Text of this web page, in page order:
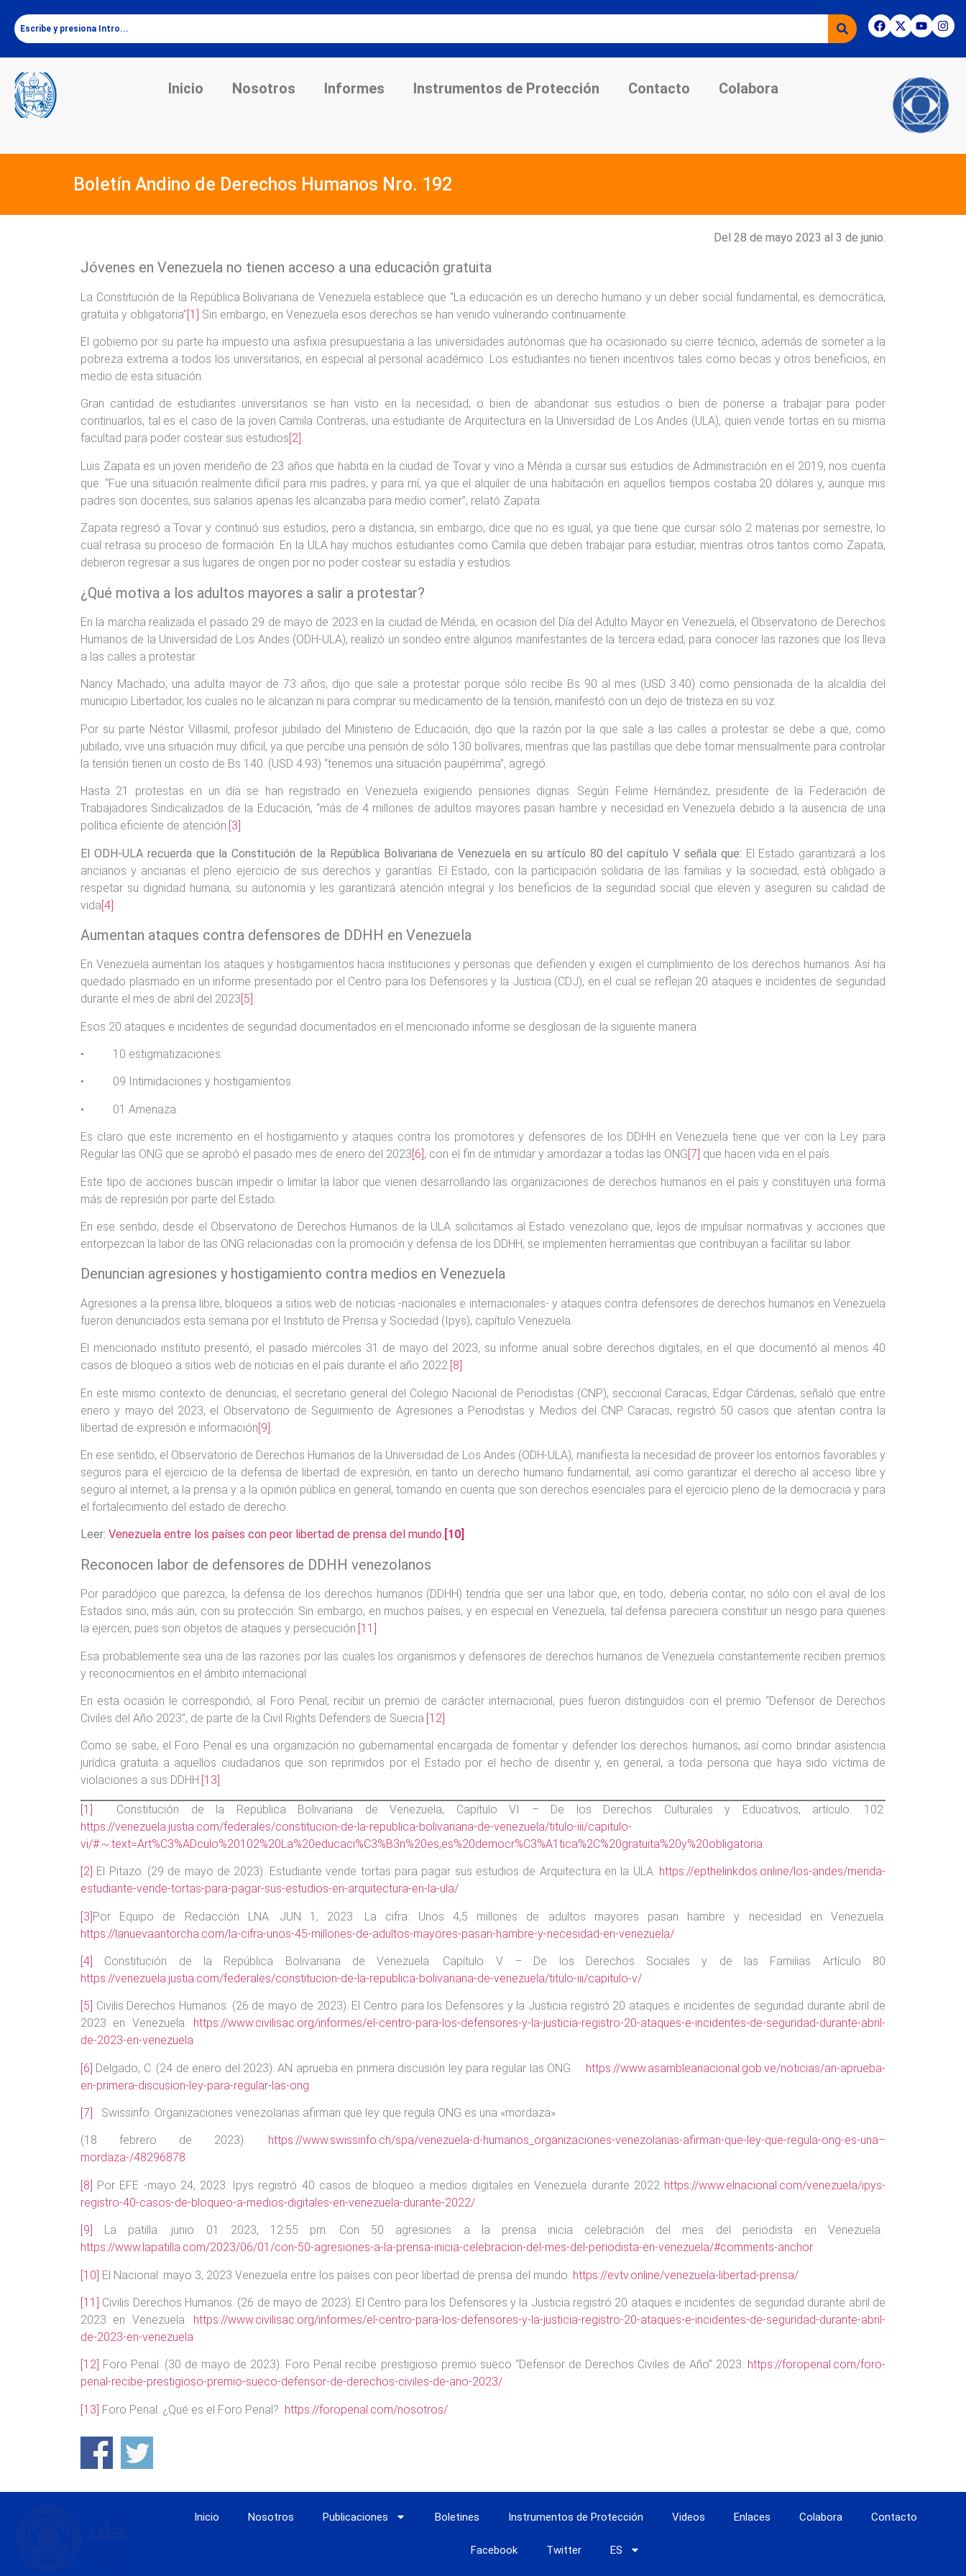
Inicio Nosotros Informes Instrumentos de Protección Contacto Colabora
Boletín Andino de Derechos Humanos Nro. 192
Del 28 de mayo 2023 al 3 de junio.
Jóvenes en Venezuela no tienen acceso a una educación gratuita
La Constitución de la República Bolivariana de Venezuela establece que “La educación es un derecho humano y un deber social fundamental, es democrática,
gratuita y obligatoria”[1] Sin embargo, en Venezuela esos derechos se han venido vulnerando continuamente.
El gobierno por su parte ha impuesto una asfixia presupuestaria a las universidades autónomas que ha ocasionado su cierre técnico, además de someter a la
pobreza extrema a todos los universitarios, en especial al personal académico. Los estudiantes no tienen incentivos tales como becas y otros beneficios, en
medio de esta situación.
Gran cantidad de estudiantes universitarios se han visto en la necesidad, o bien de abandonar sus estudios o bien de ponerse a trabajar para poder
continuarlos, tal es el caso de la joven Camila Contreras, una estudiante de Arquitectura en la Universidad de Los Andes (ULA), quien vende tortas en su misma
facultad para poder costear sus estudios [2] .
Luis Zapata es un joven merideño de 23 años que habita en la ciudad de Tovar y vino a Mérida a cursar sus estudios de Administración en el 2019, nos cuenta
que: “Fue una situación realmente difícil para mis padres, y para mí, ya que el alquiler de una habitación en aquellos tiempos costaba 20 dólares y, aunque mis
padres son docentes, sus salarios apenas les alcanzaba para medio comer”, relató Zapata.
Zapata regresó a Tovar y continuó sus estudios, pero a distancia, sin embargo, dice que no es igual, ya que tiene que cursar sólo 2 materias por semestre, lo
cual retrasa su proceso de formación. En la ULA hay muchos estudiantes como Camila que deben trabajar para estudiar, mientras otros tantos como Zapata,
debieron regresar a sus lugares de origen por no poder costear su estadía y estudios.
¿Qué motiva a los adultos mayores a salir a protestar?
En la marcha realizada el pasado 29 de mayo de 2023 en la ciudad de Mérida, en ocasion del Día del Adulto Mayor en Venezuela, el Observatorio de Derechos
Humanos de la Universidad de Los Andes (ODH-ULA), realizó un sondeo entre algunos manifestantes de la tercera edad, para conocer las razones que los lleva
a las calles a protestar.
Nancy Machado, una adulta mayor de 73 años, dijo que sale a protestar porque sólo recibe Bs 90 al mes (USD 3.40) como pensionada de la alcaldía del
municipio Libertador, los cuales no le alcanzan ni para comprar su medicamento de la tensión, manifestó con un dejo de tristeza en su voz.
Por su parte Néstor Villasmil, profesor jubilado del Ministerio de Educación, dijo que la razón por la que sale a las calles a protestar se debe a que, como
jubilado, vive una situación muy difícil, ya que percibe una pensión de sólo 130 bolívares, mientras que las pastillas que debe tomar mensualmente para controlar
la tensión tienen un costo de Bs 140. (USD 4.93) “tenemos una situación paupérrima”, agregó.
Hasta 21 protestas en un día se han registrado en Venezuela exigiendo pensiones dignas. Según Felime Hernández, presidente de la Federación de
Trabajadores Sindicalizados de la Educación, “más de 4 millones de adultos mayores pasan hambre y necesidad en Venezuela debido a la ausencia de una
política eficiente de atención.[3]
El ODH-ULA recuerda que la Constitución de la República Bolivariana de Venezuela en su artículo 80 del capítulo V señala que: El Estado garantizará a los
ancianos y ancianas el pleno ejercicio de sus derechos y garantías. El Estado, con la participación solidaria de las familias y la sociedad, está obligado a
respetar su dignidad humana, su autonomía y les garantizará atención integral y los beneficios de la seguridad social que eleven y aseguren su calidad de
vida[4]
Aumentan ataques contra defensores de DDHH en Venezuela
En Venezuela aumentan los ataques y hostigamientos hacia instituciones y personas que defienden y exigen el cumplimiento de los derechos humanos. Así ha
quedado plasmado en un informe presentado por el Centro para los Defensores y la Justicia (CDJ), en el cual se reflejan 20 ataques e incidentes de seguridad
durante el mes de abril del 2023 [5] .
Esos 20 ataques e incidentes de seguridad documentados en el mencionado informe se desglosan de la siguiente manera:
• 10 estigmatizaciones.
• 09 Intimidaciones y hostigamientos.
• 01 Amenaza.
Es claro que este incremento en el hostigamiento y ataques contra los promotores y defensores de los DDHH en Venezuela tiene que ver con la Ley para
Regular las ONG que se aprobó el pasado mes de enero del 2023 [6] , con el fin de intimidar y amordazar a todas las ONG [7] que hacen vida en el país.
Este tipo de acciones buscan impedir o limitar la labor que vienen desarrollando las organizaciones de derechos humanos en el país y constituyen una forma
más de represión por parte del Estado.
En ese sentido, desde el Observatorio de Derechos Humanos de la ULA solicitamos al Estado venezolano que, lejos de impulsar normativas y acciones que
entorpezcan la labor de las ONG relacionadas con la promoción y defensa de los DDHH, se implementen herramientas que contribuyan a facilitar su labor.
Denuncian agresiones y hostigamiento contra medios en Venezuela
Agresiones a la prensa libre, bloqueos a sitios web de noticias -nacionales e internacionales- y ataques contra defensores de derechos humanos en Venezuela
fueron denunciados esta semana por el Instituto de Prensa y Sociedad (Ipys), capítulo Venezuela.
El mencionado instituto presentó, el pasado miércoles 31 de mayo del 2023, su informe anual sobre derechos digitales, en el que documentó al menos 40
casos de bloqueo a sitios web de noticias en el país durante el año 2022. [8]
En este mismo contexto de denuncias, el secretario general del Colegio Nacional de Periodistas (CNP), seccional Caracas, Edgar Cárdenas, señaló que entre
enero y mayo del 2023, el Observatorio de Seguimiento de Agresiones a Periodistas y Medios del CNP Caracas, registró 50 casos que atentan contra la
libertad de expresión e información[9]
En ese sentido, el Observatorio de Derechos Humanos de la Universidad de Los Andes (ODH-ULA), manifiesta la necesidad de proveer los entornos favorables y
seguros para el ejercicio de la defensa de libertad de expresión, en tanto un derecho humano fundamental, así como garantizar el derecho al acceso libre y
seguro al internet, a la prensa y a la opinión pública en general, tomando en cuenta que son derechos esenciales para el ejercicio pleno de la democracia y para
el fortalecimiento del estado de derecho.
Leer: Venezuela entre los países con peor libertad de prensa del mundo. [10]
Reconocen labor de defensores de DDHH venezolanos
Por paradójico que parezca, la defensa de los derechos humanos (DDHH) tendría que ser una labor que, en todo, debería contar, no sólo con el aval de los
Estados sino, más aún, con su protección. Sin embargo, en muchos países, y en especial en Venezuela, tal defensa pareciera constituir un riesgo para quienes
la ejercen, pues son objetos de ataques y persecución. [11]
Esa probablemente sea una de las razones por las cuales los organismos y defensores de derechos humanos de Venezuela constantemente reciben premios
y reconocimientos en el ámbito internacional.
En esta ocasión le correspondió, al Foro Penal, recibir un premio de carácter internacional, pues fueron distinguidos con el premio “Defensor de Derechos
Civiles del Año 2023”, de parte de la Civil Rights Defenders de Suecia.[12]
Como se sabe, el Foro Penal es una organización no gubernamental encargada de fomentar y defender los derechos humanos, así como brindar asistencia
jurídica gratuita a aquellos ciudadanos que son reprimidos por el Estado por el hecho de disentir y, en general, a toda persona que haya sido víctima de
violaciones a sus DDHH. [13]
[1]
Constitución de la República Bolivariana de Venezuela, Capítulo VI – De los Derechos Culturales y Educativos, artículo. 102.
https://venezuela.justia.com/federales/constitucion-de-la-republica-bolivariana-de-venezuela/titulo-iii/capitulo-
vi/#:~:text=Art%C3%ADculo%20102%20La%20educaci%C3%B3n%20es,es%20democr%C3%A1tica%2C%20gratuita%20y%20obligatoria
[2] El Pitazo. (29 de mayo de 2023). Estudiante vende tortas para pagar sus estudios de Arquitectura en la ULA. https://epthelinkdos.online/los-andes/merida-
estudiante-vende-tortas-para-pagar-sus-estudios-en-arquitectura-en-la-ula/
[3]Por Equipo de Redacción LNA. JUN 1, 2023. La cifra: Unos 4,5 millones de adultos mayores pasan hambre y necesidad en Venezuela.
https://lanuevaantorcha.com/la-cifra-unos-45-millones-de-adultos-mayores-pasan-hambre-y-necesidad-en-venezuela/
[4]
Constitución de la República Bolivariana de Venezuela. Capítulo V – De los Derechos Sociales y de las Familias Artículo 80
https://venezuela.justia.com/federales/constitucion-de-la-republica-bolivariana-de-venezuela/titulo-iii/capitulo-v/
[5] Civilis Derechos Humanos. (26 de mayo de 2023). El Centro para los Defensores y la Justicia registró 20 ataques e incidentes de seguridad durante abril de
2023 en Venezuela.
https://www.civilisac.org/informes/el-centro-para-los-defensores-y-la-justicia-registro-20-ataques-e-incidentes-de-seguridad-durante-abril-
de-2023-en-venezuela
[6] Delgado, C. (24 de enero del 2023). AN aprueba en primera discusión ley para regular las ONG. https://www.asambleanacional.gob.ve/noticias/an-aprueba-
en-primera-discusion-ley-para-regular-las-ong
[7] Swissinfo. Organizaciones venezolanas afirman que ley que regula ONG es una «mordaza»
(18 febrero de 2023).
https://www.swissinfo.ch/spa/venezuela-d-humanos_organizaciones-venezolanas-afirman-que-ley-que-regula-ong-es-una–
mordaza-/48296878
[8] Por EFE -mayo 24, 2023. Ipys registró 40 casos de bloqueo a medios digitales en Venezuela durante 2022 https://www.elnacional.com/venezuela/ipys-
registro-40-casos-de-bloqueo-a-medios-digitales-en-venezuela-durante-2022/
[9]
La patilla. junio 01 2023, 12:55 pm. Con 50 agresiones a la prensa inicia celebración del mes del periodista en Venezuela.
https://www.lapatilla.com/2023/06/01/con-50-agresiones-a-la-prensa-inicia-celebracion-del-mes-del-periodista-en-venezuela/#comments-anchor
[10] El Nacional. mayo 3, 2023 Venezuela entre los países con peor libertad de prensa del mundo. https://evtv.online/venezuela-libertad-prensa/
[11] Civilis Derechos Humanos. (26 de mayo de 2023). El Centro para los Defensores y la Justicia registró 20 ataques e incidentes de seguridad durante abril de
2023 en Venezuela. https://www.civilisac.org/informes/el-centro-para-los-defensores-y-la-justicia-registro-20-ataques-e-incidentes-de-seguridad-durante-abril-
de-2023-en-venezuela
[12] Foro Penal. (30 de mayo de 2023). Foro Penal recibe prestigioso premio sueco “Defensor de Derechos Civiles de Año” 2023. https://foropenal.com/foro-
penal-recibe-prestigioso-premio-sueco-defensor-de-derechos-civiles-de-ano-2023/
[13] Foro Penal. ¿Qué es el Foro Penal? https://foropenal.com/nosotros/
Inicio Nosotros Publicaciones Boletines Instrumentos de Protección Videos Enlaces Colabora Contacto
Facebook Twitter ES